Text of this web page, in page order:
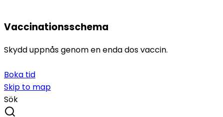
Vaccinationsschema
Skydd uppnås genom en enda dos vaccin.
Boka tid
Skip to map
Sök